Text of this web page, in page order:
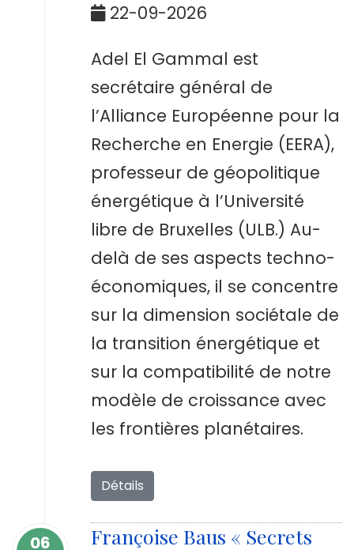
22-09-2026
Adel El Gammal est
secrétaire général de
l’Alliance Européenne pour la
Recherche en Energie (EERA),
professeur de géopolitique
énergétique à l’Université
libre de Bruxelles (ULB.) Au-
delà de ses aspects techno-
économiques, il se concentre
sur la dimension sociétale de
la transition énergétique et
sur la compatibilité de notre
modèle de croissance avec
les frontières planétaires.
Détails
06
Françoise Baus « Secrets